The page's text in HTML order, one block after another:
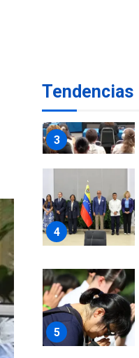
Tendencias
3
4
5